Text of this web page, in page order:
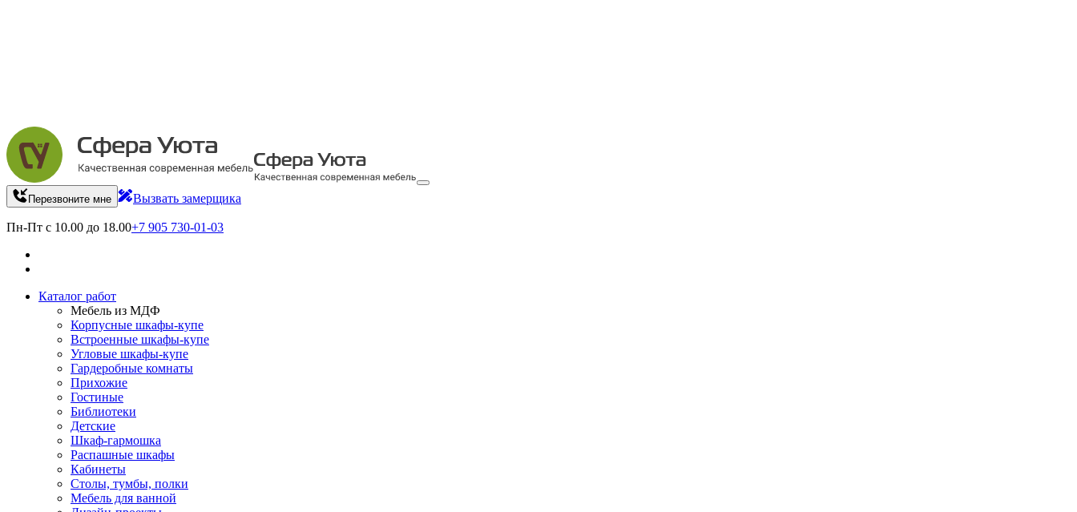
Перезвоните мне Вызвать замерщика
Пн-Пт с 10.00 до 18.00+7 905 730-01-03
Каталог работ
Мебель из МДФ
Корпусные шкафы-купе
Встроенные шкафы-купе
Угловые шкафы-купе
Гардеробные комнаты
Прихожие
Гостиные
Библиотеки
Детские
Шкаф-гармошка
Распашные шкафы
Кабинеты
Столы, тумбы, полки
Мебель для ванной